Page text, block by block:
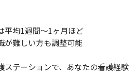
均1週間～1ヶ月ほど
難しい方も調整可能
ステーションで、あなたの看護経験